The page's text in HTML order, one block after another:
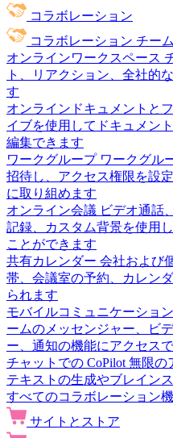
コラボレーション
コラボレーション チー
オンラインワークスペース
ト、リアクション、全社的
す
オンラインドキュメントと
イブを使用してドキュメン
編集できます
ワークグループ ワークグル
招待し、アクセス権限を設
に取り組めます
オンライン会議 ビデオ通話
記録、カスタム背景を使用
ことができます
共有カレンダー 会社および
帯、会議室の予約、カレン
られます
モバイルコミュニケーション
ームのメッセンジャー、ビ
ー、通知の機能にアクセス
チャットでの CoPilot 無限の
テキストの生成やブレイン
すべてのコラボレーション
サイトとストア